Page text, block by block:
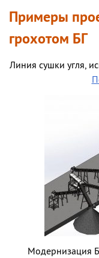
Примеры
грохотом БГ
Линия сушки угля,
Модернизация